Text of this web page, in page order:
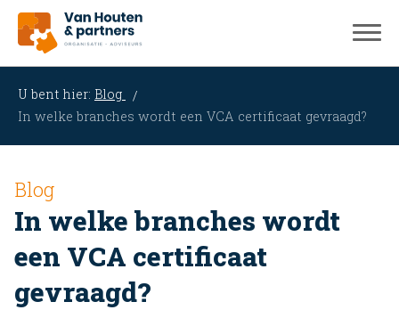
U bent hier: Blog
In welke branches wordt een VCA certificaat gevraagd?
Blog
In welke branches wordt
een VCA certificaat
gevraagd?